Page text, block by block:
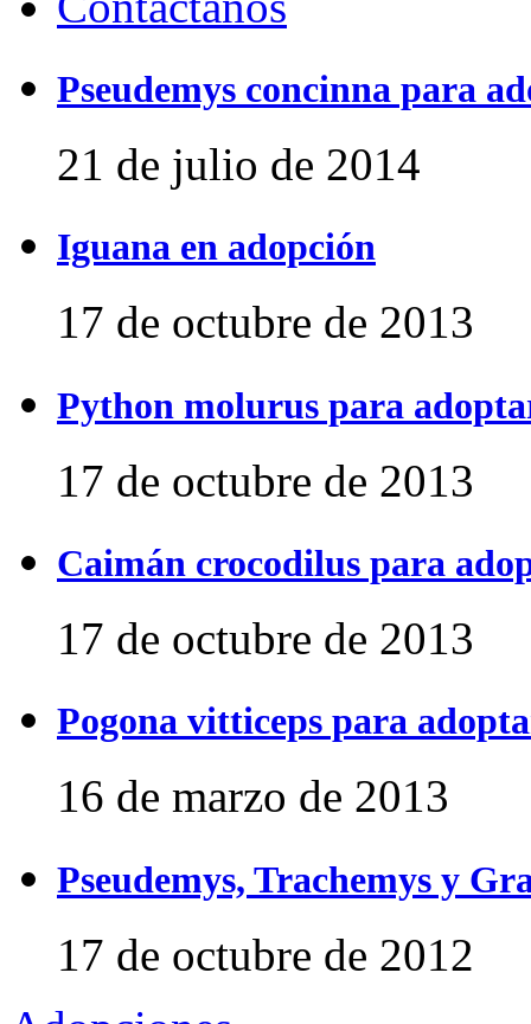
Pseudemys concinna para
21 de julio de 2014
Iguana en adopción
17 de octubre de 2013
Python molurus para
17 de octubre de 2013
Caimán crocodilus para
17 de octubre de 2013
Pogona vitticeps para
16 de marzo de 2013
Pseudemys, Trachemys y
17 de octubre de 2012